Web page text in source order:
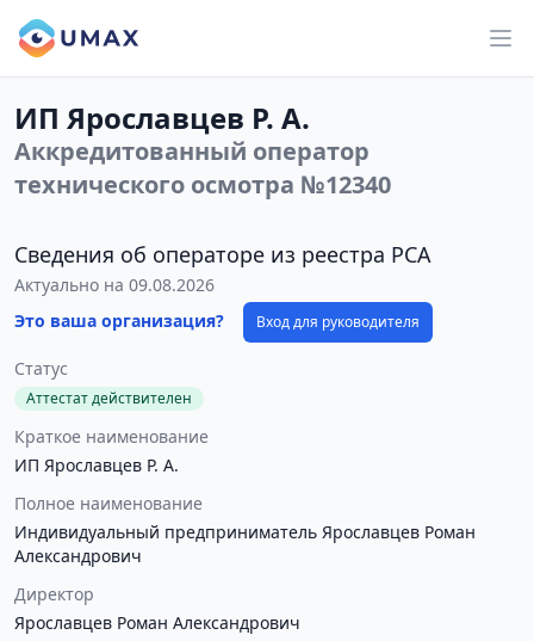
ИП Ярославцев Р. А.
Аккредитованный оператор
технического осмотра №12340
Сведения об операторе из реестра РСА
Актуально на 09.08.2026
Это ваша организация?
Вход для руководителя
Статус
Аттестат действителен
Краткое наименование
ИП Ярославцев Р. А.
Полное наименование
Индивидуальный предприниматель Ярославцев Роман
Александрович
Директор
Ярославцев Роман Александрович